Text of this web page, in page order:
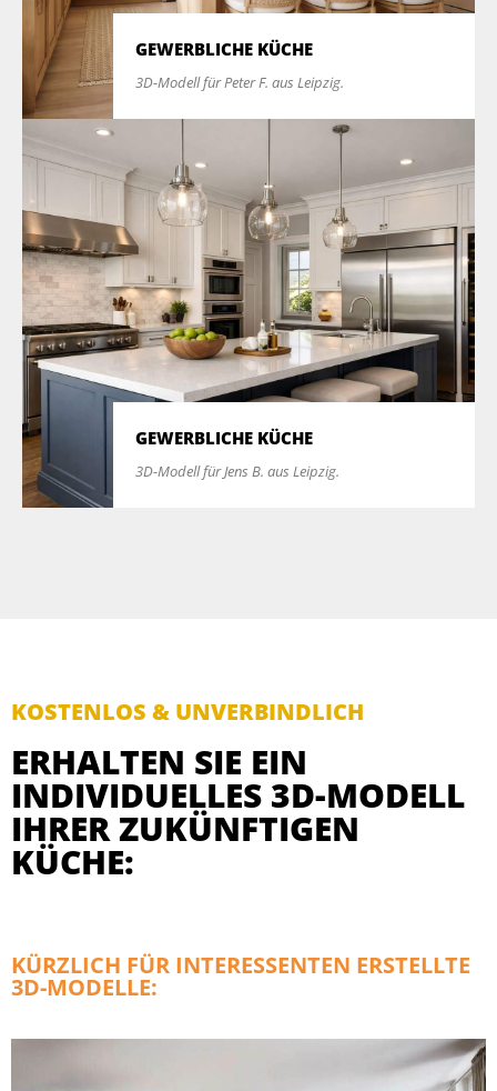
GEWERBLICHE KÜCHE
3D-Modell für Peter F. aus Leipzig.
GEWERBLICHE KÜCHE
3D-Modell für Jens B. aus Leipzig.
KOSTENLOS & UNVERBINDLICH
ERHALTEN SIE EIN
INDIVIDUELLES 3D-MODELL
IHRER ZUKÜNFTIGEN
KÜCHE:
KÜRZLICH FÜR INTERESSENTEN ERSTELLTE
3D-MODELLE: